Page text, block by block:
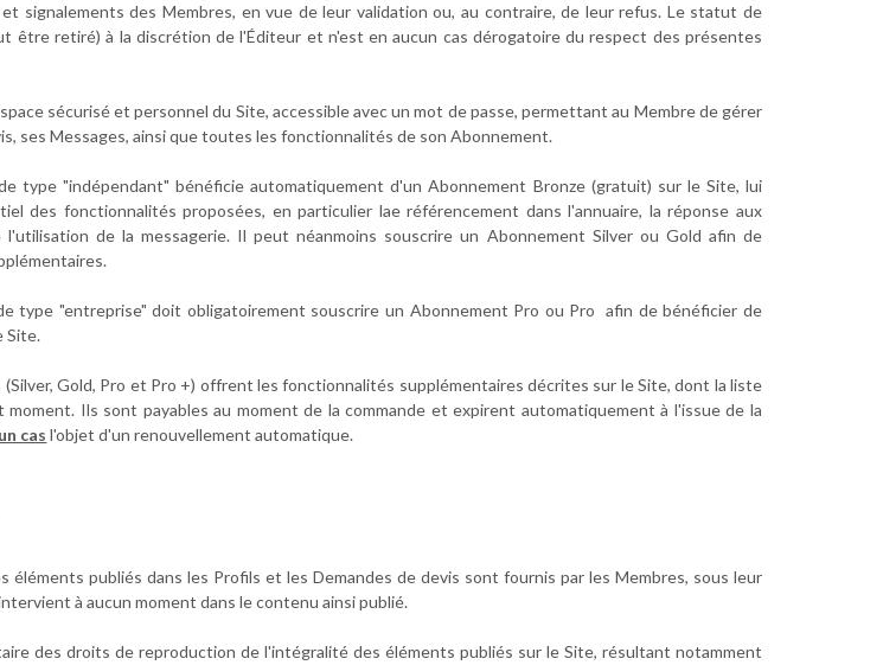
signalements des Membres, en vue de leur validation ou, au contraire, de leur refus. Le statut de
être retiré) à la discrétion de l'Éditeur et n'est en aucun cas dérogatoire du respect des présentes
sécurisé et personnel du Site, accessible avec un mot de passe, permettant au Membre de gérer
ses Messages, ainsi que toutes les fonctionnalités de son Abonnement.
type "indépendant" bénéficie automatiquement d'un Abonnement Bronze (gratuit) sur le Site, lui
des fonctionnalités proposées, en particulier lae référencement dans l'annuaire, la réponse aux
l'utilisation de la messagerie. Il peut néanmoins souscrire un Abonnement Silver ou Gold afin de
type "entreprise" doit obligatoirement souscrire un Abonnement Pro ou Pro afin de bénéficier de
Site.
Gold, Pro et Pro +) offrent les fonctionnalités supplémentaires décrites sur le Site, dont la liste
Ils sont payables au moment de la commande et expirent automatiquement à l'issue de la
cas l'objet d'un renouvellement automatique.
éléments publiés dans les Profils et les Demandes de devis sont fournis par les Membres, sous leur
à aucun moment dans le contenu ainsi publié.
des droits de reproduction de l'intégralité des éléments publiés sur le Site, résultant notamment